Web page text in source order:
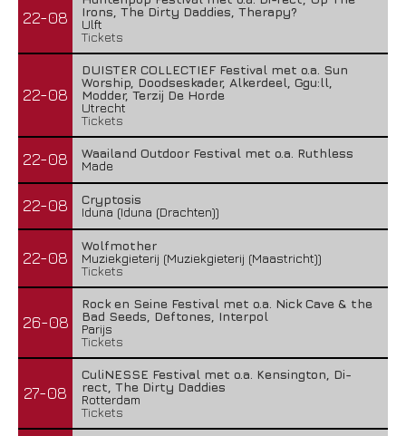
22-08
Irons, The Dirty Daddies, Therapy?
Ulft
Tickets
22-08
DUISTER COLLECTIEF Festival met o.a. Sun
Worship, Doodseskader, Alkerdeel, Ggu:ll,
Modder, Terzij De Horde
Utrecht
Tickets
22-08
Waailand Outdoor Festival met o.a. Ruthless
Made
22-08
Cryptosis
Iduna (Iduna (Drachten))
22-08
Wolfmother
Muziekgieterij (Muziekgieterij (Maastricht))
Tickets
26-08
Rock en Seine Festival met o.a. Nick Cave & the
Bad Seeds, Deftones, Interpol
Parijs
Tickets
27-08
CuliNESSE Festival met o.a. Kensington, Di-
rect, The Dirty Daddies
Rotterdam
Tickets